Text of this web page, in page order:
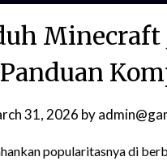
Minecraft
31, 2026 by
popularitasnya di